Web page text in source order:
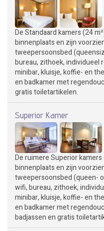
De Standaard kamers (24
binnenplaats en zijn
tweepersoonsbed
bureau, zithoek, individueel
minibar, kluisje, koffie- en
en badkamer met
gratis toiletartikelen.
Superior Kamer
De ruimere Superior
binnenplaats en zijn
tweepersoonsbed (queen-
wifi, bureau, zithoek,
minibar, kluisje, koffie- en
en badkamer met
badjassen en gratis